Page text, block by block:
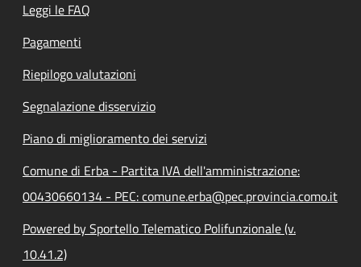
Leggi le FAQ
Pagamenti
Riepilogo valutazioni
Segnalazione disservizio
Piano di miglioramento dei servizi
Comune di Erba - Partita IVA dell'amministrazione:
00430660134 - PEC: comune.erba@pec.provincia.como.it
Powered by Sportello Telematico Polifunzionale (v.
10.41.2)